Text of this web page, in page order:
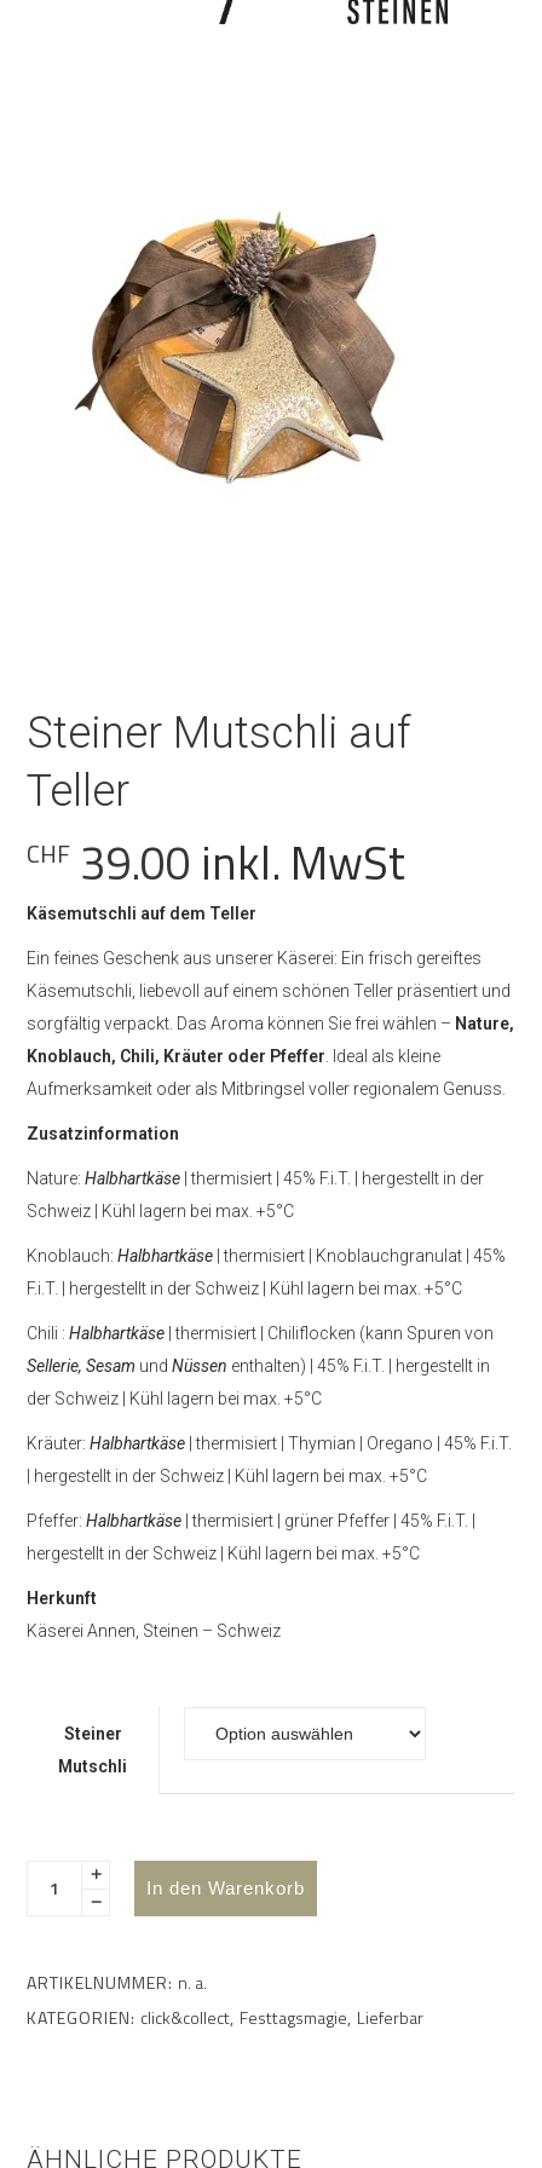
Steiner Mutschli auf
Teller
CHF 39.00 inkl. MwSt
Käsemutschli auf dem Teller
Ein feines Geschenk aus unserer Käserei: Ein frisch gereiftes
Käsemutschli, liebevoll auf einem schönen Teller präsentiert und
sorgfältig verpackt. Das Aroma können Sie frei wählen – Nature,
Knoblauch, Chili, Kräuter oder Pfeffer . Ideal als kleine
Aufmerksamkeit oder als Mitbringsel voller regionalem Genuss.
Zusatzinformation
Nature: Halbhartkäse | thermisiert | 45% F.i.T. | hergestellt in der
Schweiz | Kühl lagern bei max. +5°C
Knoblauch: Halbhartkäse | thermisiert | Knoblauchgranulat | 45%
F.i.T. | hergestellt in der Schweiz | Kühl lagern bei max. +5°C
Chili : Halbhartkäse | thermisiert | Chiliflocken (kann Spuren von
Sellerie, Sesam undNüssen enthalten) | 45% F.i.T. | hergestellt in
der Schweiz | Kühl lagern bei max. +5°C
Kräuter: Halbhartkäse | thermisiert | Thymian | Oregano | 45% F.i.T.
| hergestellt in der Schweiz | Kühl lagern bei max. +5°C
Pfeffer: Halbhartkäse | thermisiert | grüner Pfeffer | 45% F.i.T. |
hergestellt in der Schweiz | Kühl lagern bei max. +5°C
Herkunft
Käserei Annen, Steinen – Schweiz
Steiner
Mutschli
In den Warenkorb
ARTIKELNUMMER: n. a.
KATEGORIEN: click&collect, Festtagsmagie, Lieferbar
ÄHNLICHE PRODUKTE